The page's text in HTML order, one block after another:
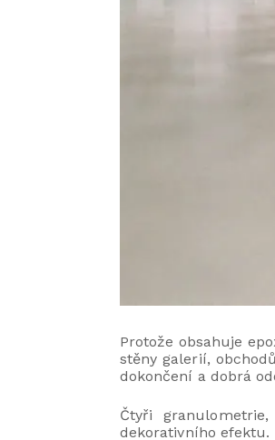
Protože obsahuje
stěny galerií,
dokončení a dobrá
Čtyři
dekorativního efektu.